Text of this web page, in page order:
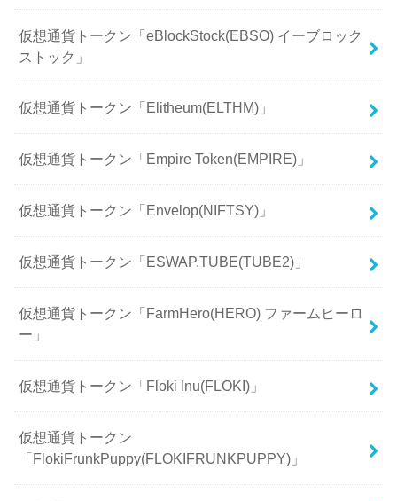
仮想通貨トークン「eBlockStock(EBSO) イーブロック
ストック」
仮想通貨トークン「Elitheum(ELTHM)」
仮想通貨トークン「Empire Token(EMPIRE)」
仮想通貨トークン「Envelop(NIFTSY)」
仮想通貨トークン「ESWAP.TUBE(TUBE2)」
仮想通貨トークン「FarmHero(HERO) ファームヒーロ
ー」
仮想通貨トークン「Floki Inu(FLOKI)」
仮想通貨トークン
「FlokiFrunkPuppy(FLOKIFRUNKPUPPY)」